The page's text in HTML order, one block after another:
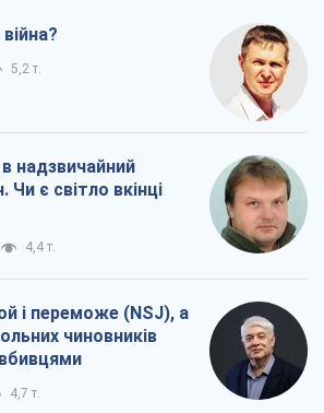
5,2 т.
надзвичайний
Чи є світло вкінці
4,4 т.
і переможе (NSJ), а
чиновників
4,7 т.